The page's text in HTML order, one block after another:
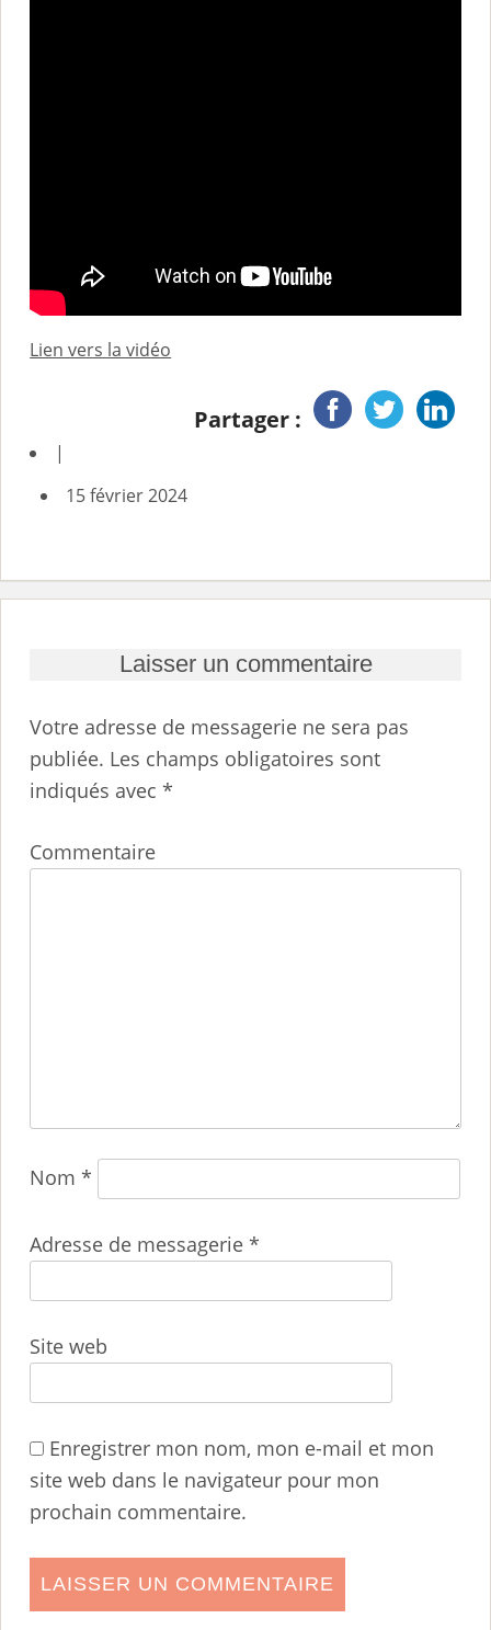
Lien vers la vidéo
Partager :
|
15 février 2024
Laisser un commentaire
Votre adresse de messagerie ne sera pas
publiée. Les champs obligatoires sont
indiqués avec*
Commentaire
Nom*
Adresse de messagerie*
Site web
Enregistrer mon nom, mon e-mail et mon
site web dans le navigateur pour mon
prochain commentaire.